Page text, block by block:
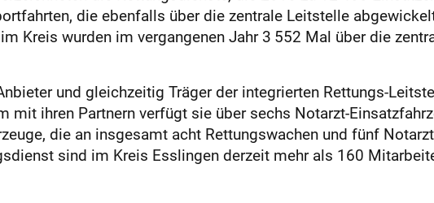
die ebenfalls über die zentrale Leitstelle
Kreis wurden im vergangenen Jahr 3 552 Mal über die
und gleichzeitig Träger der integrierten Rettungs-
mit ihren Partnern verfügt sie über sechs Notarzt-
die an insgesamt acht Rettungswachen und fünf
sind im Kreis Esslingen derzeit mehr als 160